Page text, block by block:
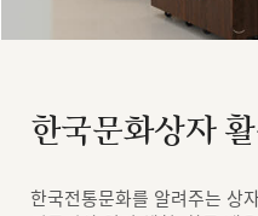
한국문화상자
한국전통문화를 알려주는 상